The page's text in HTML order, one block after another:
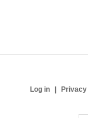
Log in